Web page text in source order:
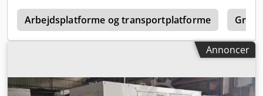
afbryder RCD-beskyttelse
Arbejdsplatforme og transportplatforme
Annoncer